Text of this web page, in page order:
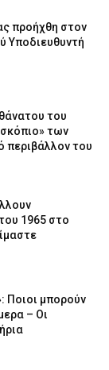
προήχθη στον
Υποδιευθυντή
του
των
περιβάλλον του
1965 στο
Ποιοι μπορούν
– Οι